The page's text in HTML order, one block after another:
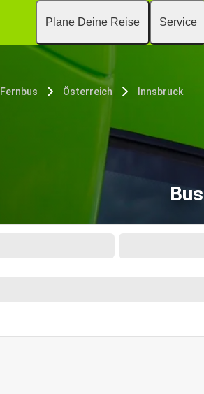
Plane Deine Reise Service
Fernbus Österreich Innsbruck